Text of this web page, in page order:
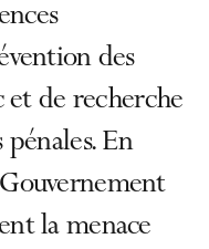
des
et de recherche
En
la menace